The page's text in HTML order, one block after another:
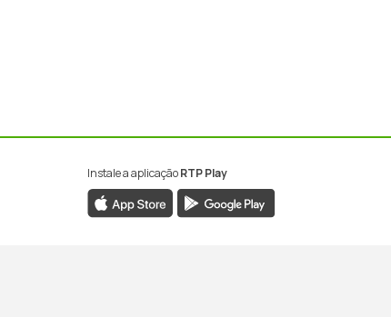
Instale a aplicaçãoRTP Play